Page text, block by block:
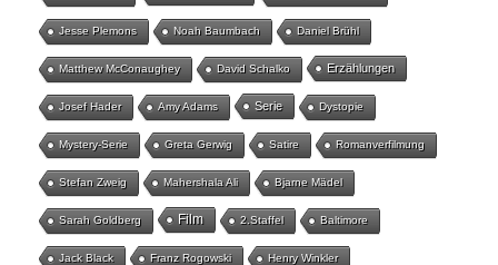
Jesse Plemons Noah Baumbach Daniel Brühl
Matthew McConaughey David Schalko Erzählungen
Josef Hader Amy Adams Serie Dystopie
Mystery-Serie Greta Gerwig Satire Romanverfilmung
Stefan Zweig Mahershala Ali Bjarne Mädel
Sarah Goldberg Film 2.Staffel Baltimore
Jack Black Franz Rogowski Henry Winkler